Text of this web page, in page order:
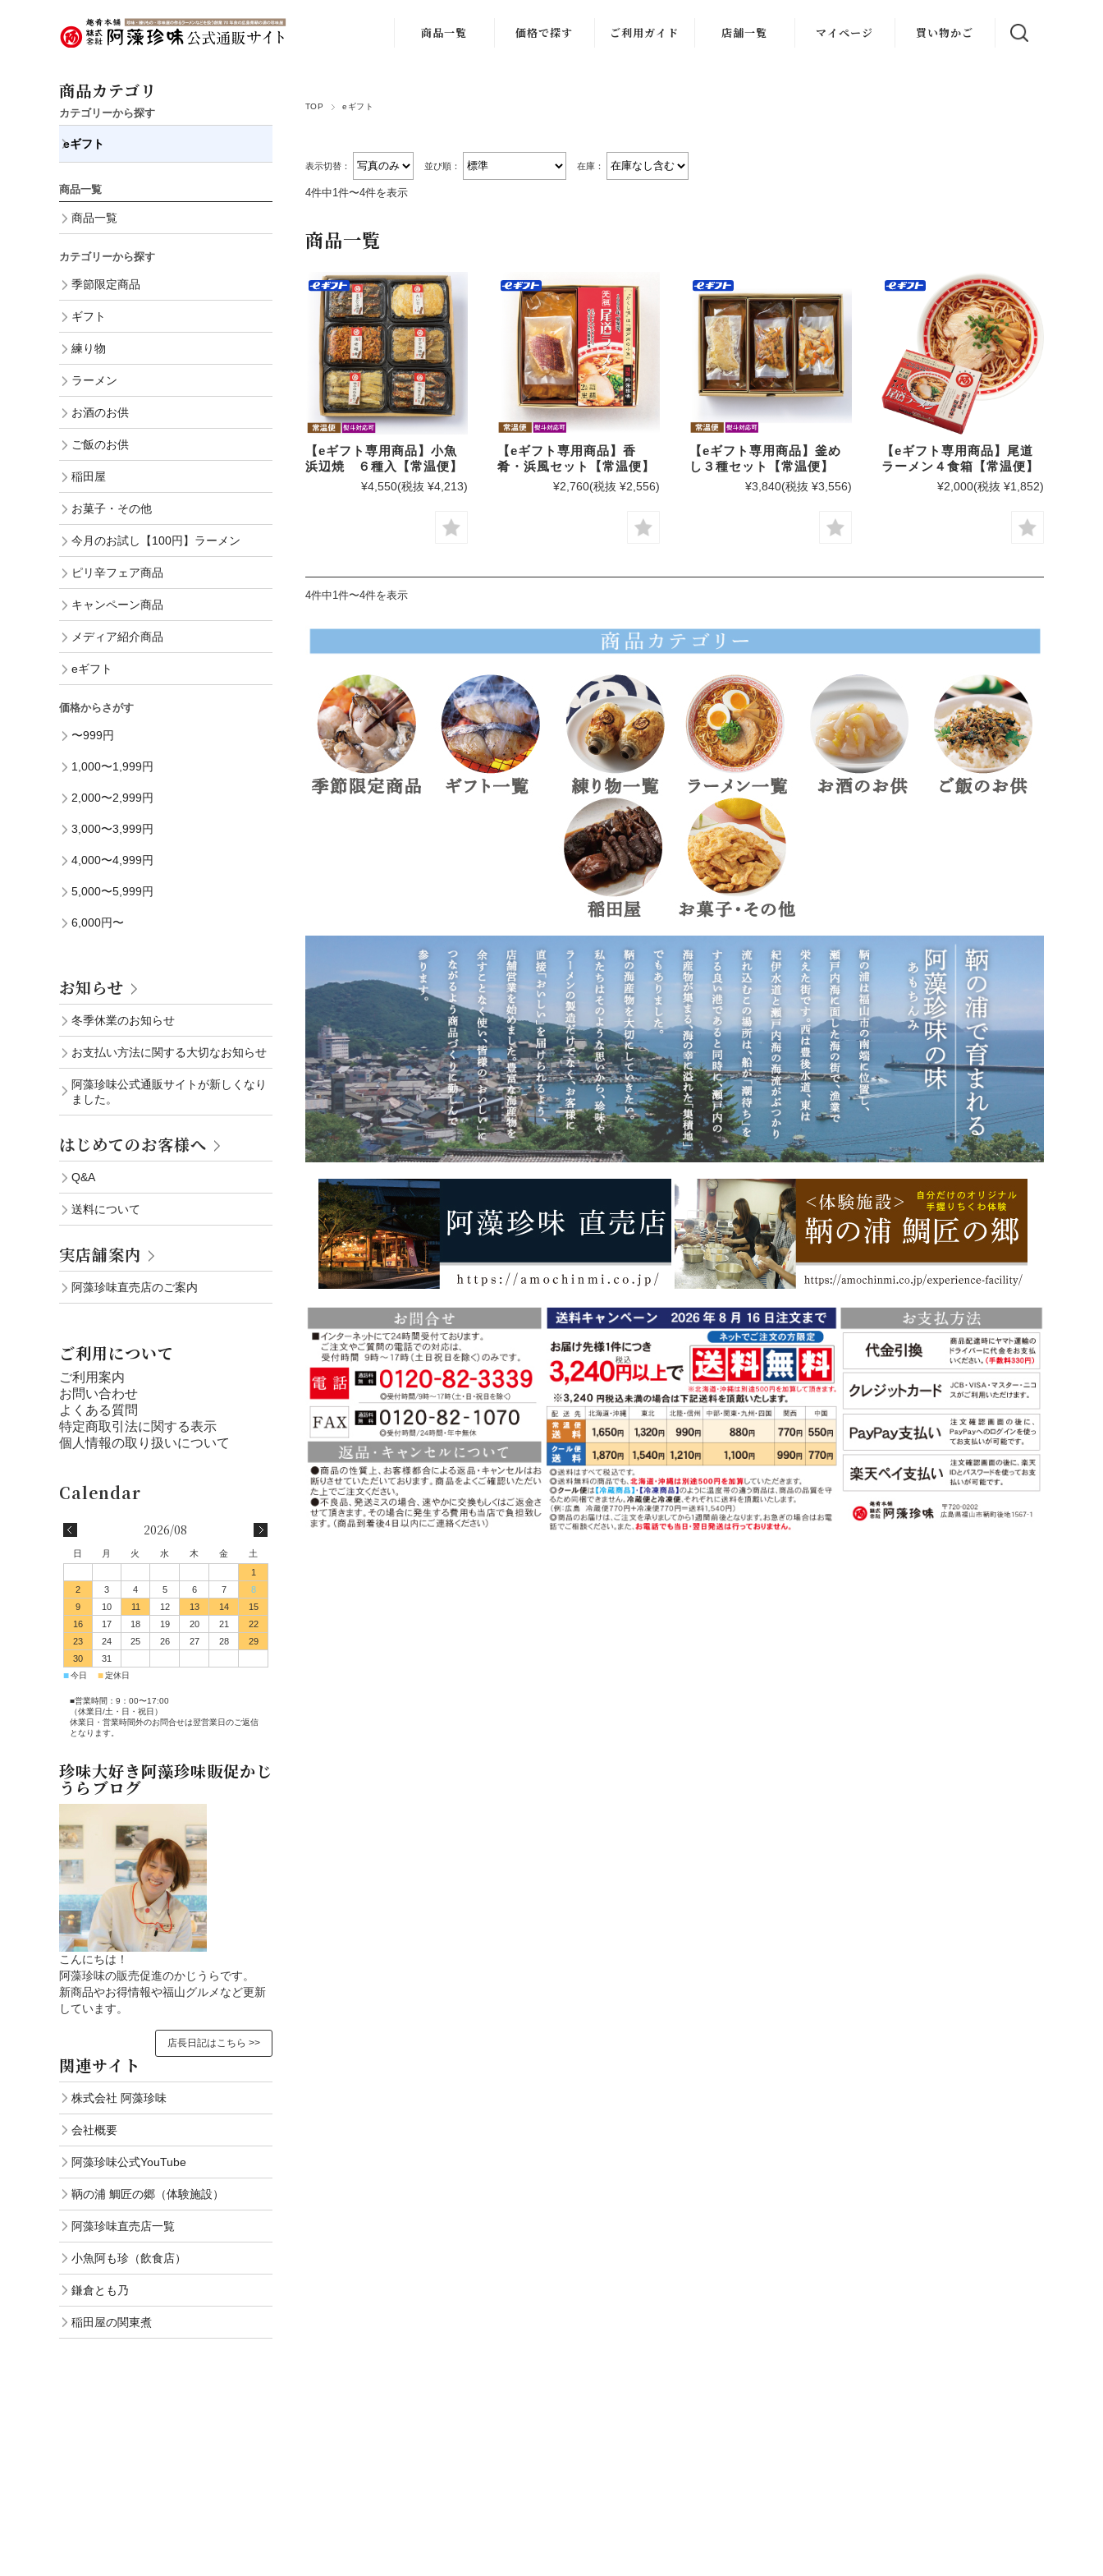
商品一覧
練り物一覧
ご飯のお供
稲田屋一覧
お菓子・その他
価格で探す
2,000〜2,999
円
4,000〜4,999
円
5,000〜5,999
円
6,000円〜
ご利用ガイド 店舗一覧 マイページ 買い物かご
TOP eギフト
表示切替： 並び順： 在庫：
4件中1件〜4件を表示
商品一覧
【eギフト専用商品】小魚
浜辺焼 ６種入【常温便】
¥4,550(税抜 ¥4,213)
【eギフト専用商品】香
肴・浜風セット【常温便】
¥2,760(税抜 ¥2,556)
【eギフト専用商品】釜め
し３種セット【常温便】
¥3,840(税抜 ¥3,556)
【eギフト専用商品】尾道
ラーメン４食箱【常温便】
¥2,000(税抜 ¥1,852)
4件中1件〜4件を表示
商品カテゴリ
カテゴリーから探す
eギフト
商品一覧
商品一覧
カテゴリーから探す
季節限定商品
ギフト
練り物
ラーメン
お酒のお供
ご飯のお供
稲田屋
お菓子・その他
今月のお試し【100円】ラーメン
ピリ辛フェア商品
キャンペーン商品
メディア紹介商品
eギフト
価格からさがす
〜999円
1,000〜1,999円
2,000〜2,999円
3,000〜3,999円
4,000〜4,999円
5,000〜5,999円
6,000円〜
お知らせ
冬季休業のお知らせ
お支払い方法に関する大切なお知らせ
阿藻珍味公式通販サイトが新しくなり
ました。
はじめてのお客様へ
Q&A
送料について
実店舗案内
阿藻珍味直売店のご案内
ご利用について
ご利用案内
お問い合わせ
よくある質問
特定商取引法に関する表示
個人情報の取り扱いについて
2026/08
日 月 火 水 木 金
土
1
2
3 4 5 6 7
8
9
10 11 12 13 14
15
16
17 18 19 20 21
22
23
24 25 26 27 28
29
30
31
■今日 ■定休日
■営業時間：9：00〜17:00
（休業日/土・日・祝日）
休業日・営業時間外のお問合せは翌営業日のご返信
となります。
珍味大好き阿藻珍味販促かじ
うらブログ
こんにちは！
阿藻珍味の販売促進のかじうらです。
新商品やお得情報や福山グルメなど更新
しています。
店長日記はこちら >>
関連サイト
株式会社 阿藻珍味
会社概要
阿藻珍味公式YouTube
鞆の浦 鯛匠の郷（体験施設）
阿藻珍味直売店一覧
小魚阿も珍（飲食店）
鎌倉とも乃
稲田屋の関東煮